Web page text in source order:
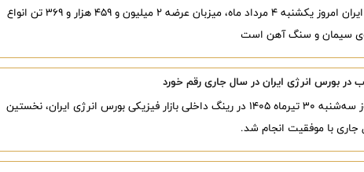
تالارهای بورس کالای ایران امروز یکشنبه ۴ مرداد ماه، میزبان عرضه ۲ میلیون و ۴۵۹ هزار و ۳۶۹ تن انواع
سیمان و سنگ آهن است
بورس انرژی ایران در سال جاری رقم خورد
در جریان معاملات روز سه‌شنبه ۳۰ تیرماه ۱۴۰۵ در رینگ داخلی بازار فیزیکی بورس انرژی ایران، نخستین
با موفقیت انجام شد.